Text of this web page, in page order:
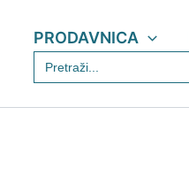
PRODAVNICA
Search
for: